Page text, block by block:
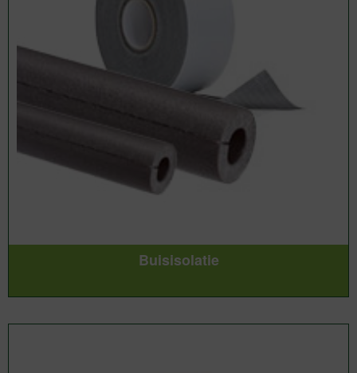
Buisisolatie